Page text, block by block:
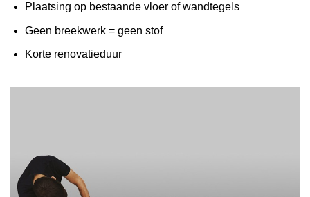
Plaatsing op bestaande vloer of wandtegels
Geen breekwerk = geen stof
Korte renovatieduur